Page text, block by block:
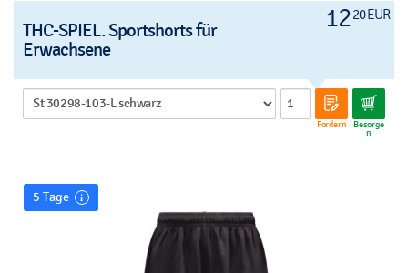
1220 EUR
THC-SPIEL. Sportshorts für
Erwachsene
Fordern Besorge
n
5 Tage